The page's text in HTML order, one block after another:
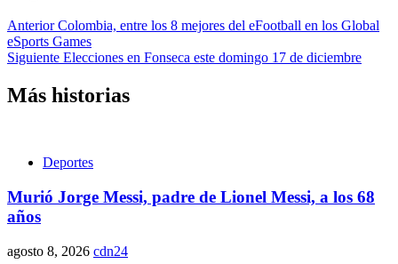
AnteriorColombia, entre los 8 mejores del eFootball en los Global
eSports Games
Siguiente Elecciones en Fonseca este domingo 17 de diciembre
Más historias
Deportes
Murió Jorge Messi, padre de Lionel Messi, a los 68
años
agosto 8, 2026 cdn24